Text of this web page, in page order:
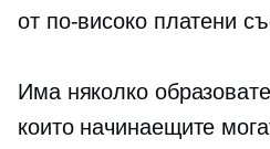
от по-високо платени
Има няколко
които начинаещите